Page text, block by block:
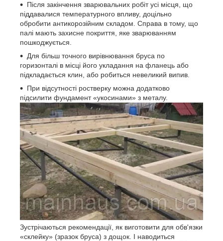
Після закінчення зварювальних робіт усі місця, що
піддавалися температурного впливу, доцільно
обробити антикорозійним складом. Справа в тому, що
палі мають захисне покриття, яке зварюванням
пошкоджується.
Для більш точного вирівнювання бруса по
горизонталі в місці його укладання на фланець або
підкладається клин, або робиться невеликий випив.
При відсутності ростверку можна додатково
підсилити фундамент «укосинами» з металу.
Зустрічаються рекомендації, як виготовити для обв'язки
«склейку» (зразок бруса) з дощок. І наводиться